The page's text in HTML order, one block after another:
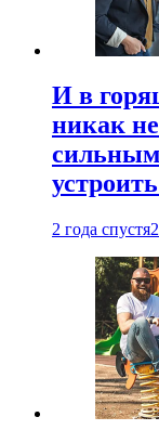
И в
никак
2 года спустя